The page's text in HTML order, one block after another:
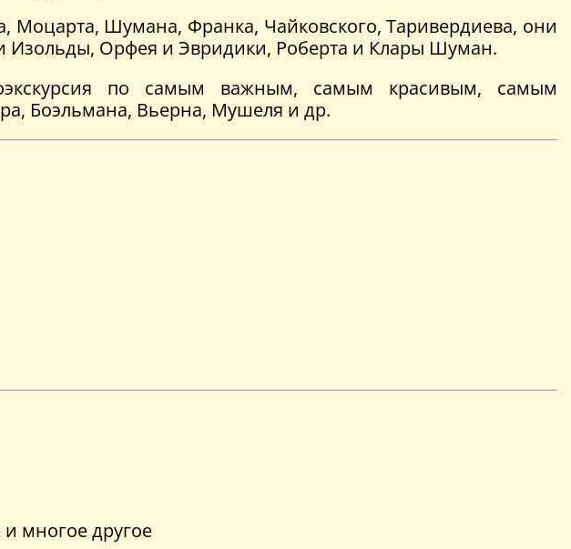
Моцарта, Шумана, Франка, Чайковского, Таривердиева, они
Изольды, Орфея и Эвридики, Роберта и Клары Шуман.
по самым важным, самым красивым, самым
Боэльмана, Вьерна, Мушеля и др.
многое другое